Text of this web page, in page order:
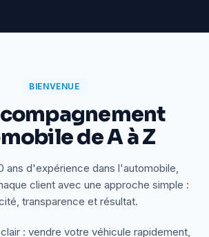
BIENVENUE
de A à Z
ans d'expérience dans l'automobile,
client avec une approche simple :
transparence et résultat.
: vendre votre véhicule rapidement,